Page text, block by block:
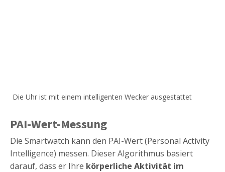
Die Uhr ist mit einem intelligenten Wecker ausgestattet
PAI-Wert-Messung
Die Smartwatch kann den PAI-Wert (Personal Activity
Intelligence) messen. Dieser Algorithmus basiert
darauf, dass er Ihre körperliche Aktivität im